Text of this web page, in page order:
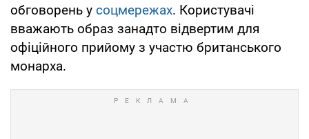
обговорень у соцмережах. Користувачі
вважають образ занадто відвертим для
офіційного прийому з участю британського
монарха.